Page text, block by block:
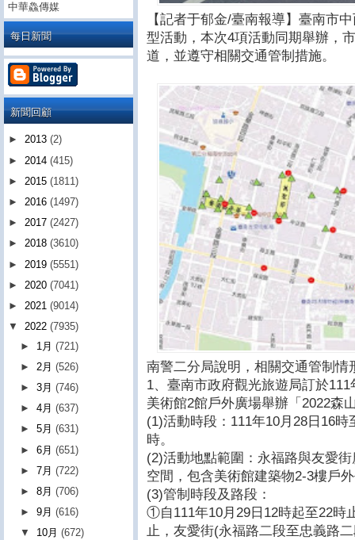
【記者于郁金/臺南報導】臺南市
型活動，本次4項活動同期舉辦，
道，並遵守相關交通管制措施。
南警二分局說明，相關交通管制情
1、臺南市政府觀光旅遊局訂於
美術館2館戶外廣場舉辦「2022森
(1)活動時段：111年10月28日16
時。
(2)活動地點範圍：永福路與友愛
空間，包含美術館建築物2-3樓戶
(3)管制時段及路段：
①自111年10月29日12時起至22時
止，友愛街(永福路二段至忠義路
中華鱻傳媒
每日新聞
新聞回顧
► 2013 (2)
► 2014 (415)
► 2015 (1811)
► 2016 (1497)
► 2017 (2427)
► 2018 (3610)
► 2019 (5551)
► 2020 (7041)
► 2021 (9014)
▼ 2022 (7935)
► 1月(721)
► 2月(526)
►3月(746)
►4月(637)
►5月(631)
►6月(651)
►7月(722)
►8月(706)
►9月(616)
▼ 10月(672)